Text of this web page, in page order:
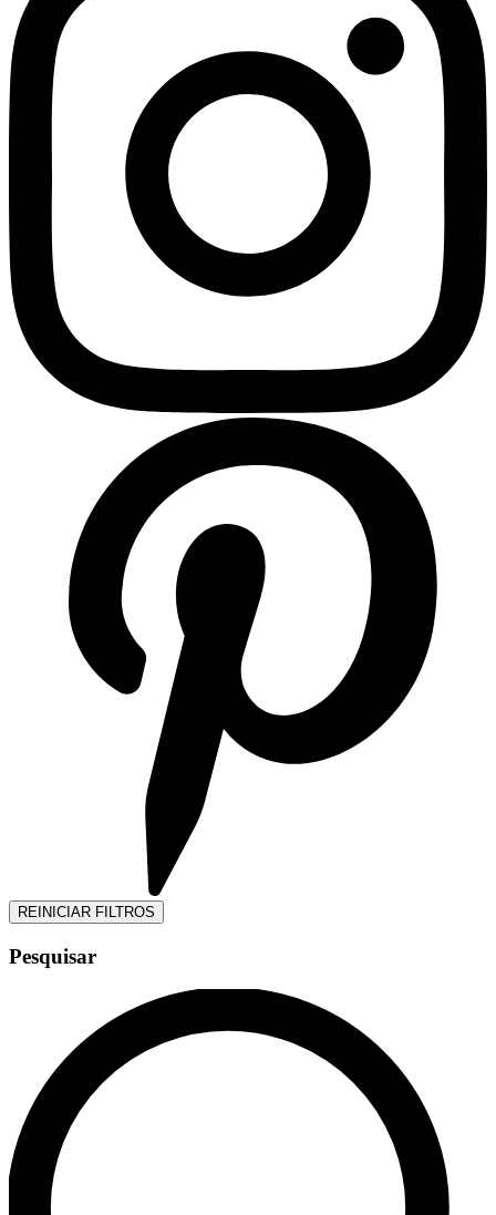
REINICIAR FILTROS
Pesquisar